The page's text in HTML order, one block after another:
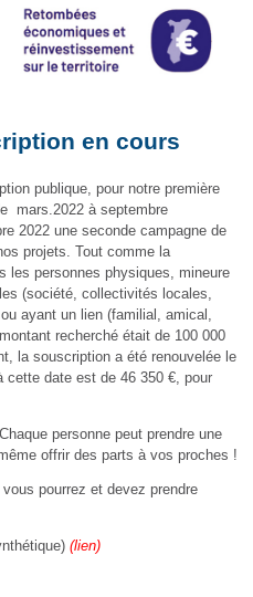
en cours
publique, pour notre première
mars.2022 à septembre
2022 une seconde campagne de
projets. Tout comme la
les personnes physiques, mineure
(société, collectivités locales,
ayant un lien (familial, amical,
montant recherché était de 100 000
la souscription a été renouvelée le
cette date est de 46 350 €, pour
personne peut prendre une
offrir des parts à vos proches !
pourrez et devez prendre
(lien)